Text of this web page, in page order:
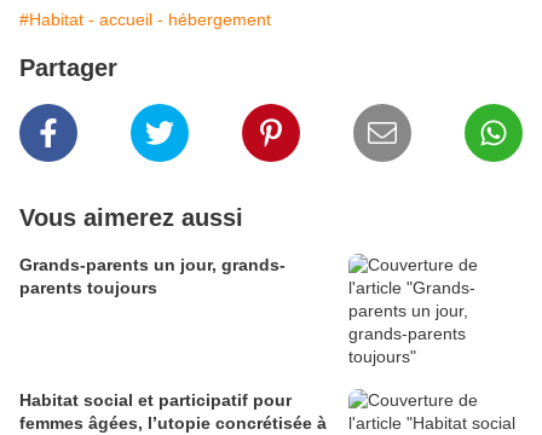
#Habitat - accueil - hébergement
Partager
Vous aimerez aussi
Grands-parents un jour, grands-
parents toujours
Habitat social et participatif pour
femmes âgées, l’utopie concrétisée à